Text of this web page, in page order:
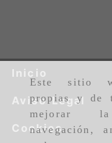
Este sitio
propias y de
mejorar
navegación,
Inicio
Aviso Legal
Cookies